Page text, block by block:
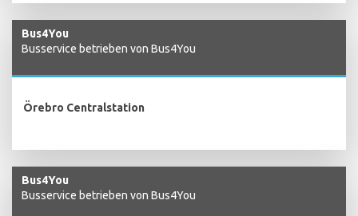
Bus4You
Busservice betrieben von Bus4You
Örebro Centralstation
Bus4You
Busservice betrieben von Bus4You